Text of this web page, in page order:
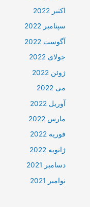
اکتبر 2022
سپتامبر 2022
آگوست 2022
جولای 2022
ژوئن 2022
می 2022
آوریل 2022
مارس 2022
فوریه 2022
ژانویه 2022
دسامبر 2021
نوامبر 2021